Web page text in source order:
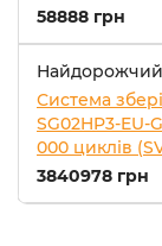
58888 грн
Найдорожчий
Система
SG02HP3-EU-
000 циклів
3840978 грн